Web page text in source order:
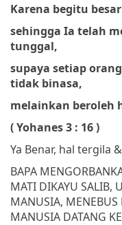
Karena begitu
sehingga Ia telah
tunggal,
supaya setiap
tidak binasa,
melainkan beroleh
( Yohanes 3 : 16 )
Ya Benar, hal tergila
BAPA
MATI DIKAYU SALIB,
MANUSIA, MENEBUS
MANUSIA DATANG